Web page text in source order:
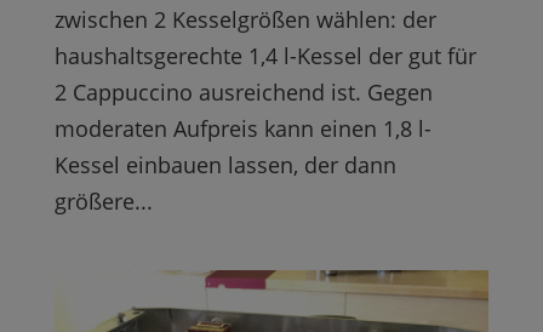
zwischen 2 Kesselgrößen wählen: der
haushaltsgerechte 1,4 l-Kessel der gut für
2 Cappuccino ausreichend ist. Gegen
moderaten Aufpreis kann einen 1,8 l-
Kessel einbauen lassen, der dann
größere...